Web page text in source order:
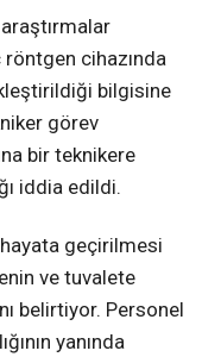
cihazında
bilgisine
görev
bir teknikere
iddia edildi.
hayata geçirilmesi
ve tuvalete
belirtiyor. Personel
yanında